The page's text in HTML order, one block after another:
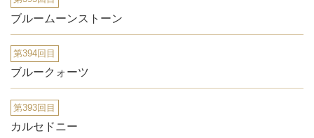
ブルームーンストーン
第394回目
ブルークォーツ
第393回目
カルセドニー